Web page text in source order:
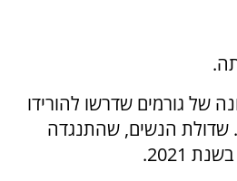
של גורמים שדרשו להורידו
שדולת הנשים, שהתנגדה
2021.